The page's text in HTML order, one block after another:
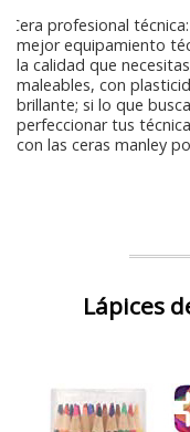
Cera profesional
mejor equipamiento
la calidad que
maleables, con
brillante; si lo que
perfeccionar tus
con las ceras manley
Lápices